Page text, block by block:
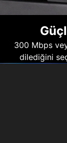
300 Mbps
dilediğini